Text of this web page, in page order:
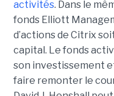
activités. Dans le
fonds Elliott
d’actions de Citrix
capital. Le fonds
son investissement
faire remonter le